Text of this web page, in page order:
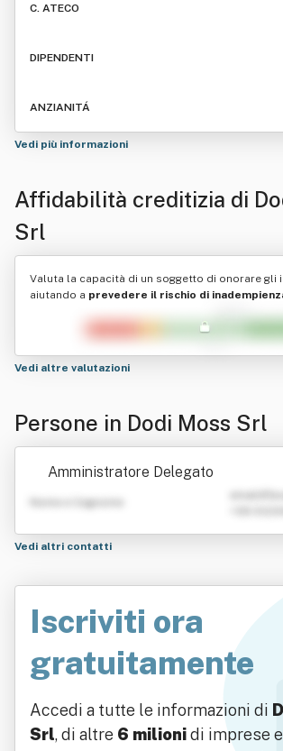
C. ATECO
DIPENDENTI
ANZIANITÁ
Vedi più informazioni
Affidabilità creditizia di
Srl
Valuta la capacità di un soggetto di onorare gli
aiutando a prevedere il rischio di
Vedi altre valutazioni
Persone in Dodi Moss Srl
Amministratore Delegato
Nome e Cognome
Vedi altri contatti
Iscriviti ora
gratuitamente
Accedi a tutte le informazioni di
Srl, di altre 6 milionidi imprese e